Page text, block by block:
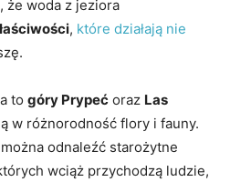
że woda z jeziora
, ‌ które działają nie
to⁤ góry Prypeć oraz Las
w różnorodność flory ⁣i fauny.
odnaleźć starożytne
wciąż przychodzą⁣ ludzie,